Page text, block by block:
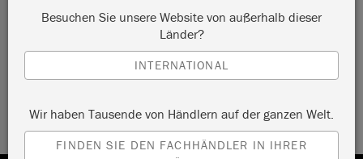
Von10.95€bis41.95€
Besuchen Sie unsere Website von außerhalb dieser
Länder?
INTERNATIONAL
Wir haben Tausende von Händlern auf der ganzen Welt.
FINDEN SIE DEN FACHHÄNDLER IN IHRER